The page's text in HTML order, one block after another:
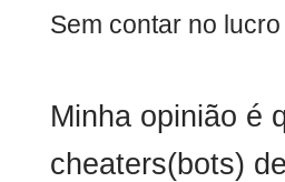
Sem contar no
Minha opinião é
cheaters(bots)